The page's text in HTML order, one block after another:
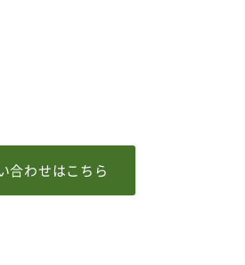
合わせはこちら